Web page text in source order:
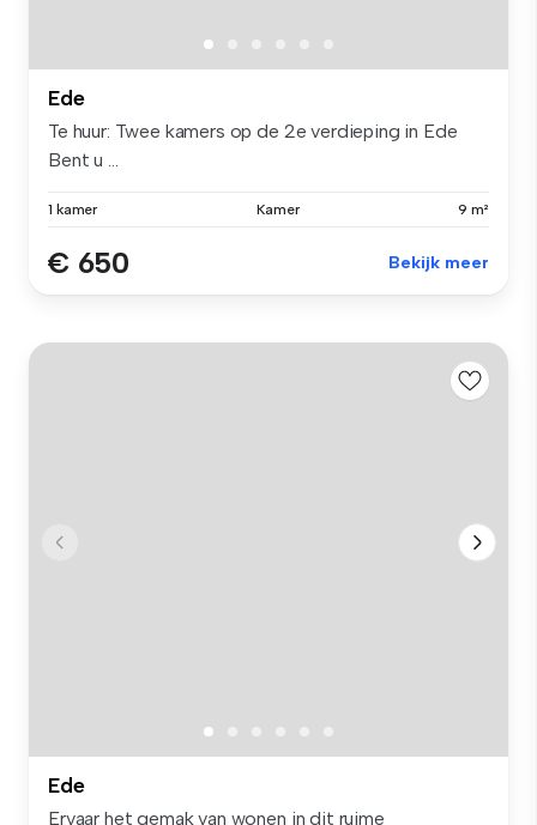
Ede
Te huur: Twee kamers op de 2e verdieping in Ede
Bent u ...
1 kamer Kamer 9 m²
€ 650 Bekijk meer
Ede
Ervaar het gemak van wonen in dit ruime